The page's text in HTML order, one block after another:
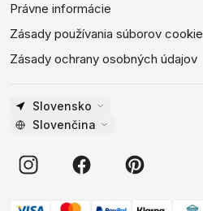
Právne informácie
Zásady používania súborov cookie
Zásady ochrany osobných údajov
Slovensko
Slovenčina